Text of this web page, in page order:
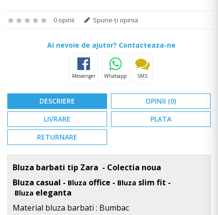
0 opinii Spune-ţi opinia
Ai nevoie de ajutor? Contacteaza-ne
Messenger Whatsapp SMS
DESCRIERE
OPINII (0)
LIVRARE
PLATA
RETURNARE
Bluza barbati tip Zara - Colectia noua
Bluza casual - Bluza office - Bluza slim fit -
Bluza eleganta
Material bluza barbati : Bumbac